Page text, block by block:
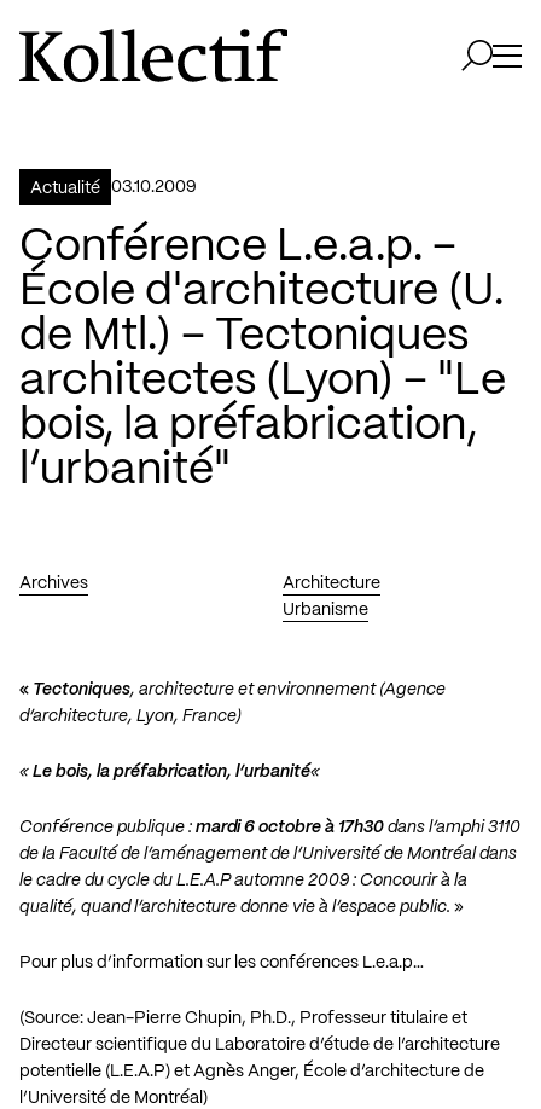
Aller à la page d'accueil
Logo Kollectif
Actualité 03.10.2009
Conférence L.e.a.p. –
École d'architecture (U.
de Mtl.) – Tectoniques
architectes (Lyon) – "Le
bois, la préfabrication,
l’urbanité"
Archives
Architecture
Urbanisme
« Tectoniques, architecture et environnement (Agence
d’architecture, Lyon, France)
« Le bois, la préfabrication, l’urbanité«
Conférence publique : mardi 6 octobre à 17h30 dans l’amphi 3110
de la Faculté de l’aménagement de l’Université de Montréal dans
le cadre du cycle du L.E.A.P automne 2009 : Concourir à la
qualité, quand l’architecture donne vie à l’espace public. »
Pour plus d’information sur les conférences L.e.a.p…
(Source: Jean-Pierre Chupin, Ph.D., Professeur titulaire et
Directeur scientifique du Laboratoire d’étude de l’architecture
potentielle (L.E.A.P) et Agnès Anger, École d’architecture de
l’Université de Montréal)